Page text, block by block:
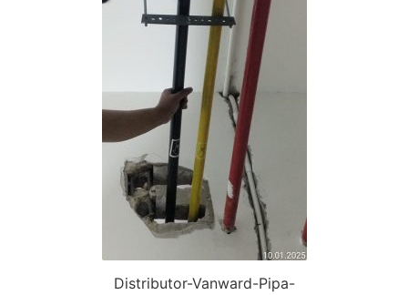
Distributor-Vanward-Pipa-